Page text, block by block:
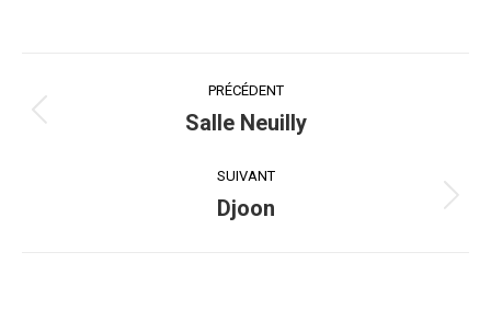
album
PRÉCÉDENT
Album
:
Salle Neuilly
SUIVANT
Album
Djoon